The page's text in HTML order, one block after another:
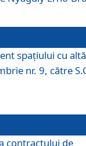
spaţiului cu altă
nr. 9, către
contractului de